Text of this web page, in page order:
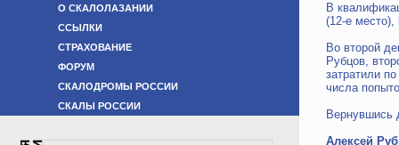
О СКАЛОЛАЗАНИИ
ССЫЛКИ
СТРАХОВАНИЕ
ФОРУМ
СКАЛОДРОМЫ РОССИИ
СКАЛЫ РОССИИ
В
(12-е место),
Во второй
Рубцов,
затратили
числа
Вернувшись
Алексей